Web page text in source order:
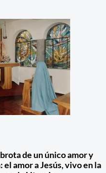
de un único amor y
amor a Jesús, vivo en la